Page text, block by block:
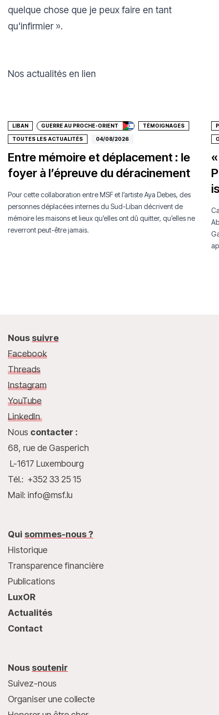
quelque chose que je peux faire en tant
qu'infirmier ».
Nos actualités en lien
LIBAN GUERRE AU PROCHE-ORIENT TÉMOIGNAGES
TOUTES LES ACTUALITÉS 04/08/2026
Entre mémoire et déplacement : le
foyer à l’épreuve du déracinement
Pour cette collaboration entre MSF et l’artiste Aya Debes, des
personnes déplacées internes du Sud-Liban décrivent de
mémoire les maisons et lieux qu’elles ont dû quitter, qu’elles ne
reverront peut-être jamais.
Nous suivre
Facebook
Threads
Instagram
YouTube
LinkedIn
Nous contacter :
68, rue de Gasperich
L-1617 Luxembourg
Tél.: +352 33 25 15
Mail: info@msf.lu
Qui sommes-nous ?
Historique
Transparence financière
Publications
LuxOR
Actualités
Contact
Nous soutenir
Suivez-nous
Organiser une collecte